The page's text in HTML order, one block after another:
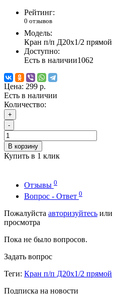
Рейтинг:
0 отзывов
Модель:
Кран п/п Д20х1/2 прямой
Доступно:
Есть в наличии1062
Цена: 299 р.
Есть в наличии
Количество:
+
-
В корзину
Купить в 1 клик
Отзывы 0
Вопрос - Ответ 0
Пожалуйста авторизуйтесь или
просмотра
Пока не было вопросов.
Задать вопрос
Теги: Кран п/п Д20х1/2 прямой
Подписка на новости